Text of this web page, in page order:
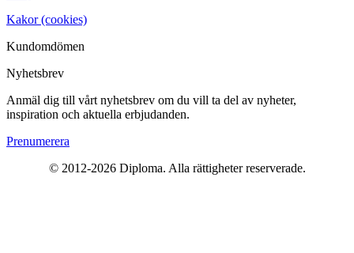
Kakor (cookies)
Kundomdömen
Nyhetsbrev
Anmäl dig till vårt nyhetsbrev om du vill ta del av nyheter,
inspiration och aktuella erbjudanden.
Prenumerera
© 2012-2026 Diploma. Alla rättigheter reserverade.